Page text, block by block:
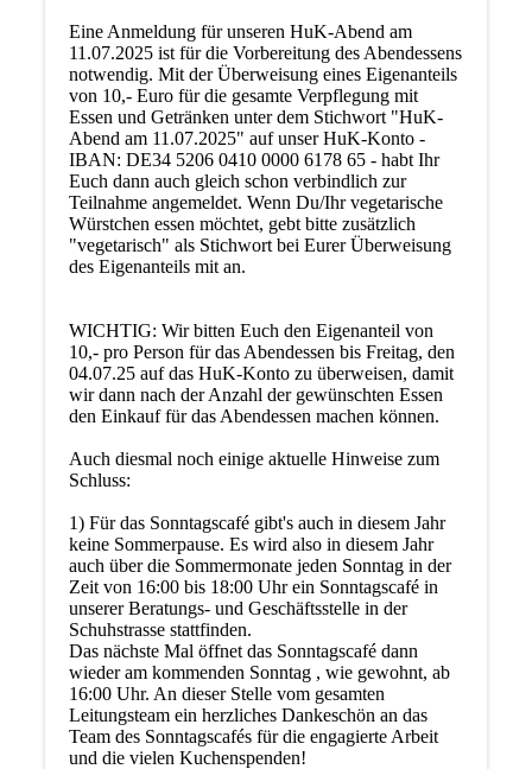
Eine Anmeldung für unseren HuK-Abend am
11.07.2025 ist für die Vorbereitung des Abendessens
notwendig. Mit der Überweisung eines Eigenanteils
von 10,- Euro für die gesamte Verpflegung mit
Essen und Getränken unter dem Stichwort "HuK-
Abend am 11.07.2025" auf unser HuK-Konto -
IBAN: DE34 5206 0410 0000 6178 65 - habt Ihr
Euch dann auch gleich schon verbindlich zur
Teilnahme angemeldet. Wenn Du/Ihr vegetarische
Würstchen essen möchtet, gebt bitte zusätzlich
"vegetarisch" als Stichwort bei Eurer Überweisung
des Eigenanteils mit an.
WICHTIG: Wir bitten Euch den Eigenanteil von
10,- pro Person für das Abendessen bis Freitag, den
04.07.25 auf das HuK-Konto zu überweisen, damit
wir dann nach der Anzahl der gewünschten Essen
den Einkauf für das Abendessen machen können.
Auch diesmal noch einige aktuelle Hinweise zum
Schluss:
1) Für das Sonntagscafé gibt's auch in diesem Jahr
keine Sommerpause. Es wird also in diesem Jahr
auch über die Sommermonate jeden Sonntag in der
Zeit von 16:00 bis 18:00 Uhr ein Sonntagscafé in
unserer Beratungs- und Geschäftsstelle in der
Schuhstrasse stattfinden.
Das nächste Mal öffnet das Sonntagscafé dann
wieder am kommenden Sonntag , wie gewohnt, ab
16:00 Uhr. An dieser Stelle vom gesamten
Leitungsteam ein herzliches Dankeschön an das
Team des Sonntagscafés für die engagierte Arbeit
und die vielen Kuchenspenden!